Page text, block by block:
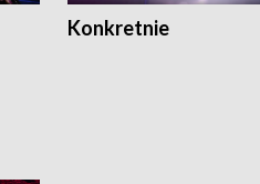
Konkretnie